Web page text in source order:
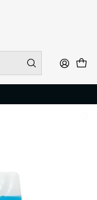
DESDE
INDUSTRIAL
VIDRIOS 5LT